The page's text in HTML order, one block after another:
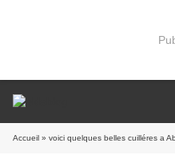
Accueil » voici quelques belles cuilléres a